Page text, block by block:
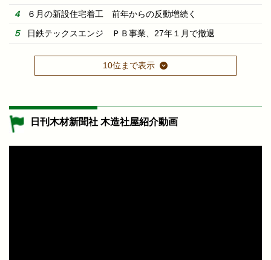
６月の新設住宅着工 前年からの反動増続く
日鉄テックスエンジ ＰＢ事業、27年１月で撤退
10位まで表示
日刊木材新聞社 木造社屋紹介動画